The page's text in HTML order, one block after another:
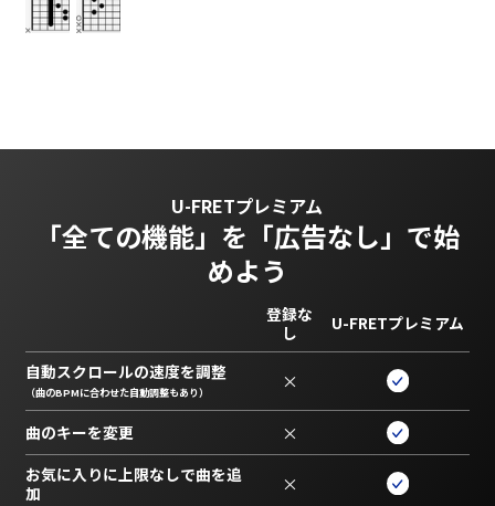
U-FRETプレミアム
「全ての機能」を 「広告なし」で始
めよう
登録な
し
U-FRETプレミアム
自動スクロールの速度を調整
（曲のBPMに合わせた自動調整もあり） ×
曲のキーを変更 ×
お気に入りに上限なしで曲を追
加
×